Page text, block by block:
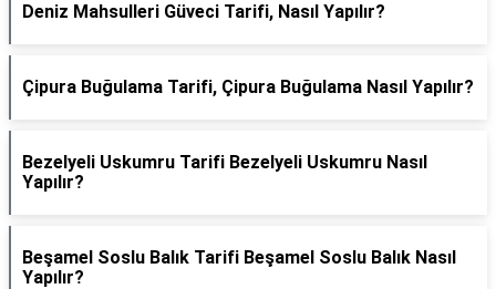
Deniz Mahsulleri Güveci Tarifi, Nasıl Yapılır?
Çipura Buğulama Tarifi, Çipura Buğulama Nasıl Yapılır?
Bezelyeli Uskumru Tarifi Bezelyeli Uskumru Nasıl
Yapılır?
Beşamel Soslu Balık Tarifi Beşamel Soslu Balık Nasıl
Yapılır?